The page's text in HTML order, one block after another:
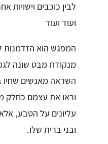
לבין כוכבים
ועוד ועוד
המפגש הוא הזדמנות
מנקודת מבט שונה
השראה מאנשים שחיו
וראו את עצמם כחלק
עליונים על הטבע,
ובני ברית שלו.